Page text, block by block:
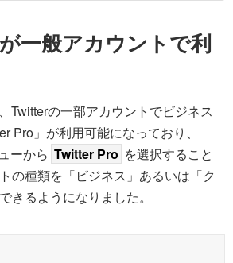
一般アカウントで利
Twitterの一部アカウントでビジネス
Pro」が利用可能になっており、
ーから Twitter Pro を選択すること
の種類を「ビジネス」あるいは「ク
きるようになりました。